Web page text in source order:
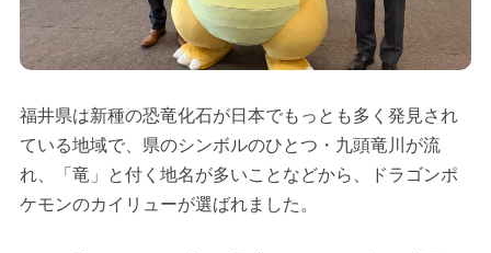
福井県は新種の恐竜化石が日本でもっとも多く発見され
ている地域で、県のシンボルのひとつ・九頭竜川が流
れ、「竜」と付く地名が多いことなどから、ドラゴンポ
ケモンのカイリューが選ばれました。